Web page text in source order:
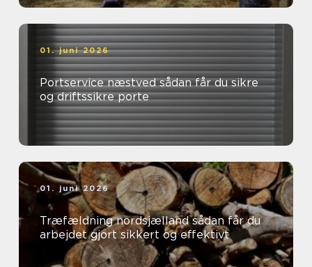
01. juni 2026
Portservice næstved sådan får du sikre
og driftssikre porte
01. juni 2026
Træfældning nordsjælland sådan får du
arbejdet gjort sikkert og effektivt